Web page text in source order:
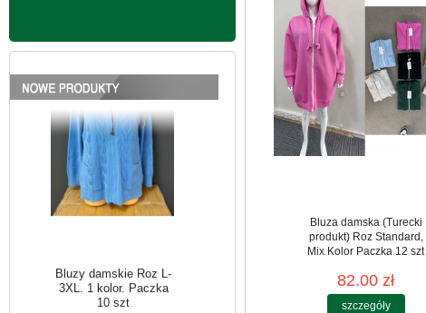
Bluza damska (Turecki
produkt) Roz Standard,
Mix Kolor Paczka 12 szt
82.00 zł
szczegóły